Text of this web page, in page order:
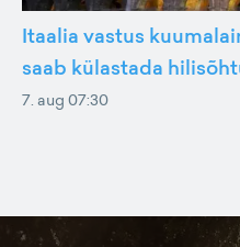
Itaalia vastus
saab külastada
7. aug 07:30